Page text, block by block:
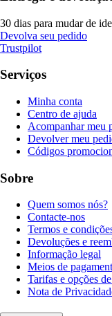
30 dias para mudar de
Devolva seu pedido
Trustpilot
Serviços
Minha conta
Centro de ajuda
Acompanhar meu
Devolver meu
Códigos
Sobre
Quem somos nós?
Contacte-nos
Termos e
Devoluções e
Informação legal
Meios de
Tarifas e opções
Nota de